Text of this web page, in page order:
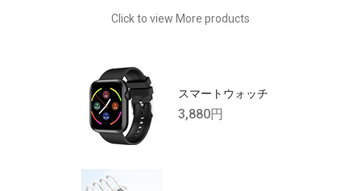
Click to view More products
スマートウォッチ
3,880円